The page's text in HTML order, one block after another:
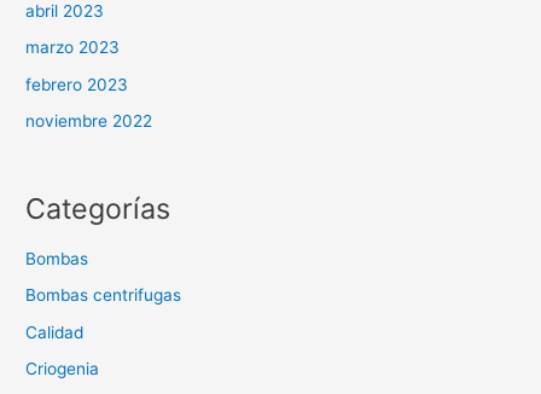
abril 2023
marzo 2023
febrero 2023
noviembre 2022
Categorías
Bombas
Bombas centrifugas
Calidad
Criogenia